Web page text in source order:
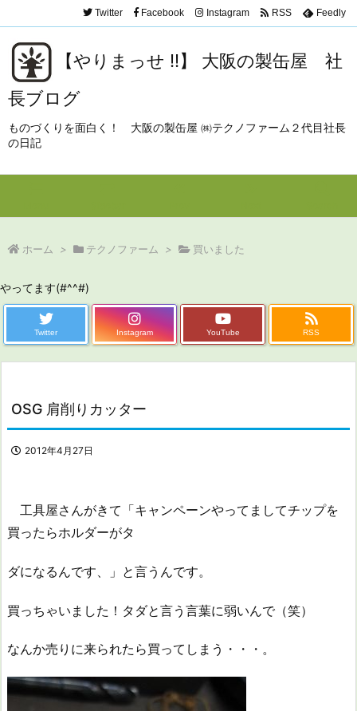
【やりまっせ !!】 大阪の製缶屋 社
長ブログ
ものづくりを面白く！ 大阪の製缶屋 ㈱テクノファーム２代目社長
の日記
Twitter Facebook Instagram RSS Feedly
ホーム > テクノファーム > 買いました
やってます(#^^#)
Twitter Instagram YouTube RSS
OSG 肩削りカッター
2012年4月27日
工具屋さんがきて「キャンペーンやってましてチップを
買ったらホルダーがタ
ダになるんです、」と言うんです。
買っちゃいました！タダと言う言葉に弱いんで（笑）
なんか売りに来られたら買ってしまう・・・。